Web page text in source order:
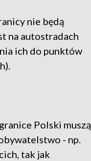
nie będą
na autostradach
ich do punktów
Polski muszą
- np.
tak jak